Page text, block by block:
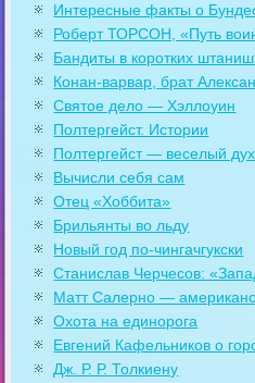
Интересные факты о
Роберт ТОРСОН, «Путь
Бандиты в коротких
Конан-варвар, брат
Святое дело — Хэллоуин
Полтергейст. Истории
Полтергейст — веселый дух
Вычисли себя сам
Отец «Хоббита»
Брильянты во льду
Новый год по-чингачгукски
Станислав Черчесов:
Матт Салерно —
Охота на единорога
Евгений Кафельников о
Дж. Р. Р. Толкиену